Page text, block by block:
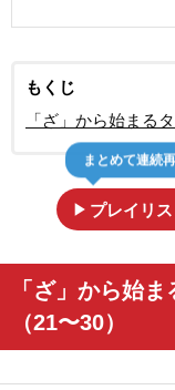
もくじ
「ざ」から始まる
play_arrow プレイリ
まとめて連続
「ざ」から始
（21〜30）